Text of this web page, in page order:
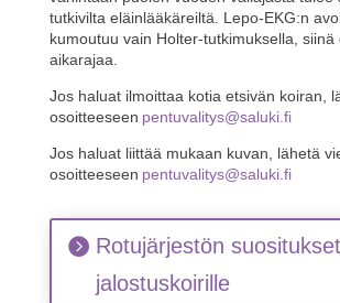
tutkivilta eläinlääkäreiltä. Lepo-EKG:n
kumoutuu vain Holter-tutkimuksella, siinä
aikarajaa.
Jos haluat ilmoittaa kotia etsivän koiran,
osoitteeseen pentuvalitys@saluki.fi
Jos haluat liittää mukaan kuvan, lähetä
osoitteeseen pentuvalitys@saluki.fi
Rotujärjestön suositukset
jalostuskoirille